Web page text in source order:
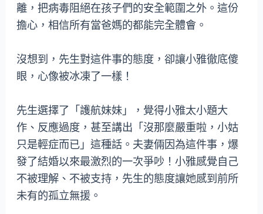
離，把病毒阻絕在孩子們的安全範圍之外。這份
擔心，相信所有當爸媽的都能完全體會。
沒想到，先生對這件事的態度，卻讓小雅徹底傻
眼，心像被冰凍了一樣！
先生選擇了「護航妹妹」，覺得小雅太小題大
作、反應過度，甚至講出「沒那麼嚴重啦，小姑
只是輕症而已」這種話。夫妻倆因為這件事，爆
發了結婚以來最激烈的一次爭吵！小雅感覺自己
不被理解、不被支持，先生的態度讓她感到前所
未有的孤立無援。